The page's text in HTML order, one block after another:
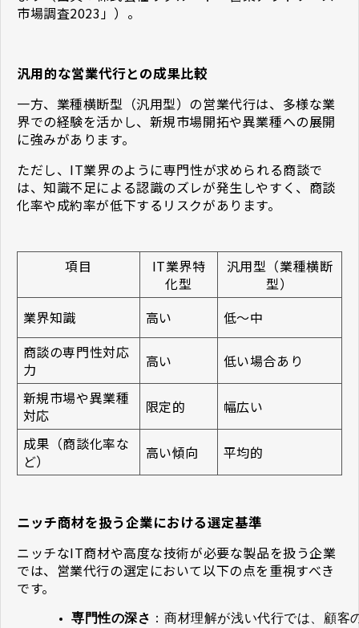
市場調査2023」）。
汎用的な営業代行との成果比較
一方、業種横断型（汎用型）の営業代行は、多様な業
界での経験を活かし、新規市場開拓や異業種への展開
に強みがあります。
ただし、IT業界のように専門性が求められる商談で
は、知識不足による認識のズレが発生しやすく、商談
化率や成約率が低下するリスクがあります。
項目
IT業界特
化型
汎用型（業種横断
型）
業界知識
高い
低〜中
商談の専門性対応
力
高い
低い場合あり
新規市場や異業種
対応
限定的
幅広い
成果（商談化率な
ど）
高い傾向 平均的
ニッチ商材を扱う企業における選定基準
ニッチなIT商材や高度な技術が必要な製品を扱う企業
では、営業代行の選定において以下の点を重視すべき
です。
専門性の深さ ：商材理解が浅い代行では、顧客